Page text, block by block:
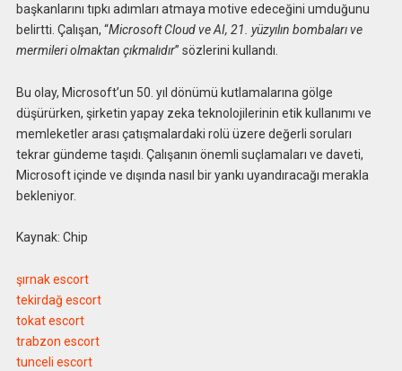
başkanlarını tıpkı adımları atmaya motive edeceğini umduğunu
belirtti. Çalışan, “Microsoft Cloud ve AI, 21. yüzyılın bombaları ve
mermileri olmaktan çıkmalıdır” sözlerini kullandı.
Bu olay, Microsoft’un 50. yıl dönümü kutlamalarına gölge
düşürürken, şirketin yapay zeka teknolojilerinin etik kullanımı ve
memleketler arası çatışmalardaki rolü üzere değerli soruları
tekrar gündeme taşıdı. Çalışanın önemli suçlamaları ve daveti,
Microsoft içinde ve dışında nasıl bir yankı uyandıracağı merakla
bekleniyor.
Kaynak: Chip
şırnak escort
tekirdağ escort
tokat escort
trabzon escort
tunceli escort